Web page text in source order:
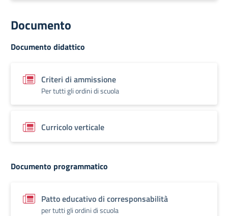
Documento
Documento didattico
Criteri di ammissione
Per tutti gli ordini di scuola
Curricolo verticale
Documento programmatico
Patto educativo di corresponsabilità
per tutti gli ordini di scuola